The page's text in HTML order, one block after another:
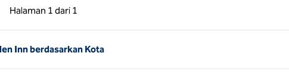
Halaman 1 dari 1
Sebelumnya, 1 dari 1
Halaman 1 dari 1
Inn berdasarkan Kota